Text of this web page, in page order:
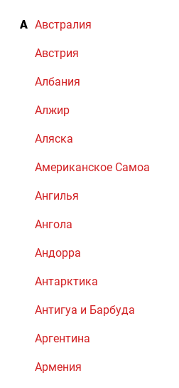
А Австралия
Австрия
Албания
Алжир
Аляска
Американское Самоа
Ангилья
Ангола
Андорра
Антарктика
Антигуа и Барбуда
Аргентина
Армения